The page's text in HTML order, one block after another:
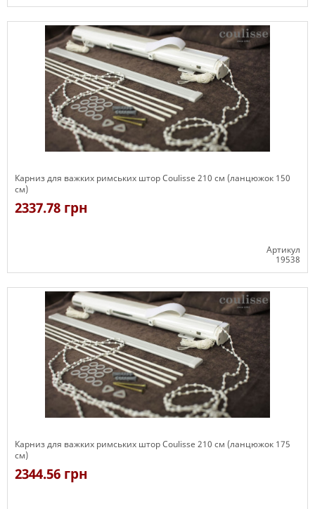
Карниз для важких римських штор Coulisse 210 см (ланцюжок 150
см)
2337.78 грн
Артикул
19538
Карниз для важких римських штор Coulisse 210 см (ланцюжок 175
см)
2344.56 грн